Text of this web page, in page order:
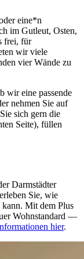
eine*n
im Gutleut, Osten,
frei, für
wir viele
vier Wände zu
wir eine passende
nehmen Sie auf
sich gern die
Seite), füllen
Darmstädter
Sie, wie
Mit dem Plus
Wohnstandard —
hier.